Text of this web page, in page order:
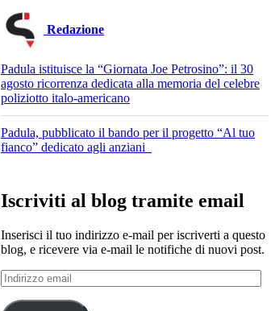
Redazione
Padula istituisce la “Giornata Joe Petrosino”: il 30
agosto ricorrenza dedicata alla memoria del celebre
poliziotto italo-americano
Padula, pubblicato il bando per il progetto “Al tuo
fianco” dedicato agli anziani
Iscriviti al blog tramite email
Inserisci il tuo indirizzo e-mail per iscriverti a questo
blog, e ricevere via e-mail le notifiche di nuovi post.
Indirizzo
email